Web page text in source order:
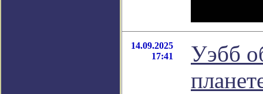
14.09.2025
17:41
Уэбб